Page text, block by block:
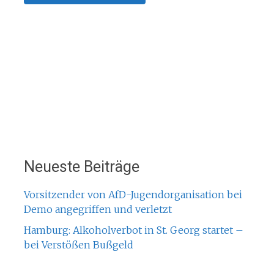
Neueste Beiträge
Vorsitzender von AfD-Jugendorganisation bei
Demo angegriffen und verletzt
Hamburg: Alkoholverbot in St. Georg startet –
bei Verstößen Bußgeld